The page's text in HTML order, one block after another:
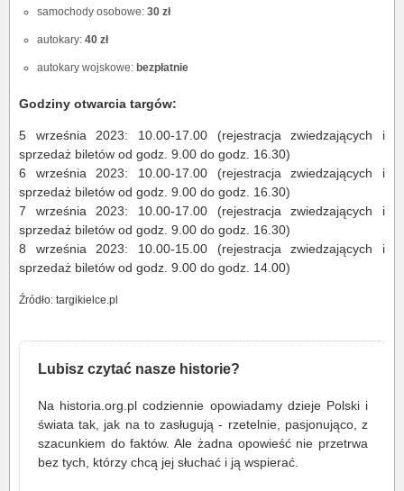
samochody osobowe: 30 zł
autokary: 40 zł
autokary wojskowe: bezpłatnie
Godziny otwarcia targów:
5 września 2023: 10.00-17.00 (rejestracja zwiedzających i
sprzedaż biletów od godz. 9.00 do godz. 16.30)
6 września 2023: 10.00-17.00 (rejestracja zwiedzających i
sprzedaż biletów od godz. 9.00 do godz. 16.30)
7 września 2023: 10.00-17.00 (rejestracja zwiedzających i
sprzedaż biletów od godz. 9.00 do godz. 16.30)
8 września 2023: 10.00-15.00 (rejestracja zwiedzających i
sprzedaż biletów od godz. 9.00 do godz. 14.00)
Źródło: targikielce.pl
Lubisz czytać nasze historie?
Na historia.org.pl codziennie opowiadamy dzieje Polski i
świata tak, jak na to zasługują - rzetelnie, pasjonująco, z
szacunkiem do faktów. Ale żadna opowieść nie przetrwa
bez tych, którzy chcą jej słuchać i ją wspierać.